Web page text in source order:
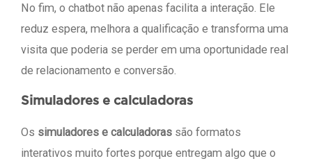
No fim, o chatbot não apenas facilita a interação. Ele
reduz espera, melhora a qualificação e transforma uma
visita que poderia se perder em uma oportunidade real
de relacionamento e conversão.
Simuladores e calculadoras
Os simuladores e calculadoras são formatos
interativos muito fortes porque entregam algo que o